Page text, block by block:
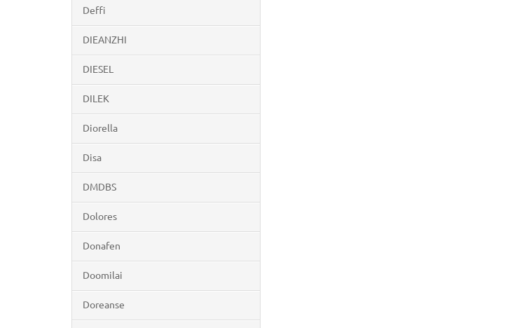
Deffi
DIEANZHI
DIESEL
DILEK
Diorella
Disa
DMDBS
Dolores
Donafen
Doomilai
Doreanse